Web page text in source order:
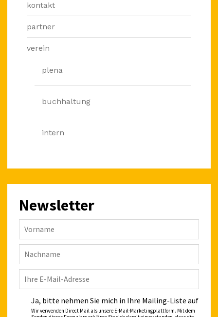
kontakt
partner
verein
plena
buchhaltung
intern